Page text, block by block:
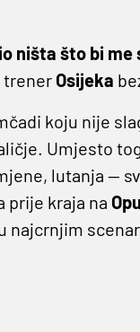
ništa što bi
trener Osijeka
koju nije
Umjesto
lutanja —
prije kraja na
najcrnjim